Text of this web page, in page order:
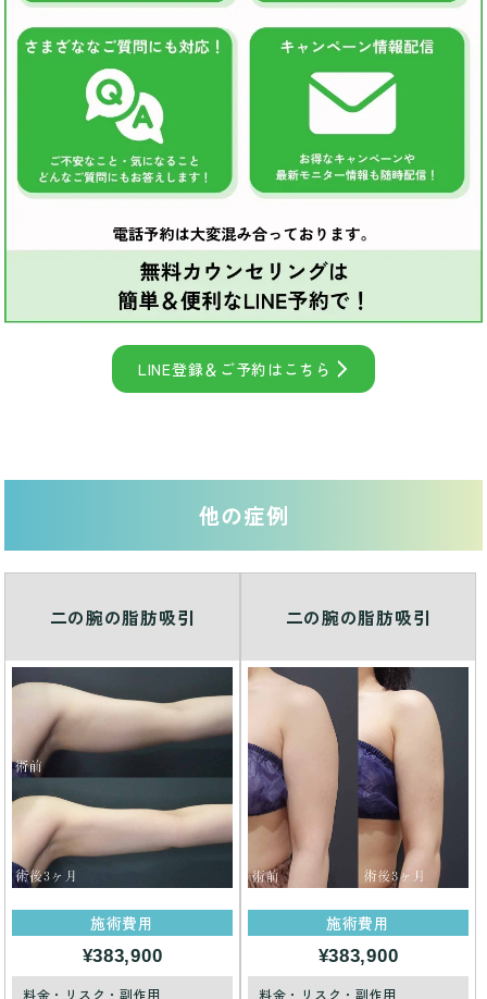
LINE登録＆ご予約はこちら
他の症例
二の腕の脂肪吸引
施術費用
¥383,900
料金・リスク・副作用
二の腕の脂肪吸引
施術費用
¥383,900
料金・リスク・副作用